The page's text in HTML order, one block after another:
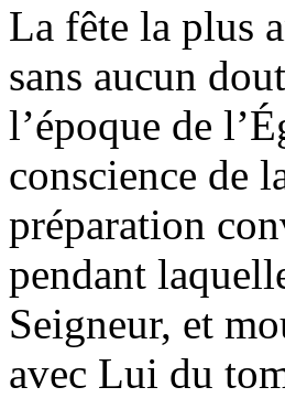
La fête la plus
sans aucun
l’époque de
conscience de
préparation
pendant
Seigneur, et
avec Lui du